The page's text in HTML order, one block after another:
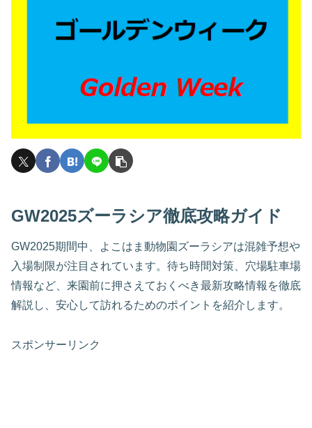
GW2025ズーラシア徹底攻略ガイド
GW2025期間中、よこはま動物園ズーラシアは混雑予想や
入場制限が注目されています。待ち時間対策、穴場駐車場
情報など、来園前に押さえておくべき最新攻略情報を徹底
解説し、安心して訪れるためのポイントを紹介します。
スポンサーリンク